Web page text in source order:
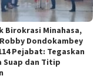
Birokrasi Minahasa,
Dondokambey
Pejabat: Tegaskan
Suap dan Titip